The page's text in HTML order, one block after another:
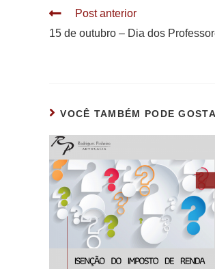
Leia
artigos
Post anterior
15 de outubro – Dia dos
VOCÊ TAMBÉM PODE